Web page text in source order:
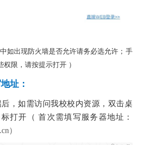
中如出现防火墙是否允许请务必选允许；手
限，请按提示打开 ）
址：
，如需访问我校校内资源， 双击桌
打开（ 首次需填写服务器地址：
）